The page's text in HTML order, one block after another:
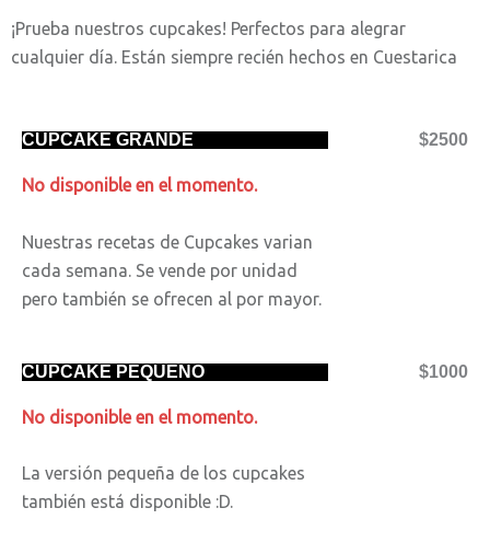
¡Prueba nuestros cupcakes! Perfectos para alegrar
cualquier día. Están siempre recién hechos en Cuestarica
CUPCAKE GRANDE
No disponible en el momento.
Nuestras recetas de Cupcakes varian
cada semana. Se vende por unidad
pero también se ofrecen al por mayor.
$2500
CUPCAKE PEQUEÑO
No disponible en el momento.
La versión pequeña de los cupcakes
también está disponible :D.
$1000